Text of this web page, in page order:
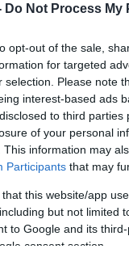
Do Not Process
opt-out of the sale,
for targeted
selection. Please note
interest-based ads
to third
of your personal
This information may
Participants that may
that this website/app
but not limited
to Google and its
consent section.